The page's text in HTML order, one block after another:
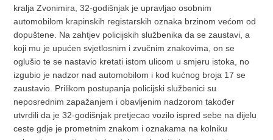
kralja Zvonimira, 32-godišnjak je upravljao osobnim
automobilom krapinskih registarskih oznaka brzinom većom od
dopuštene. Na zahtjev policijskih službenika da se zaustavi, a
koji mu je upućen svjetlosnim i zvučnim znakovima, on se
oglušio te se nastavio kretati istom ulicom u smjeru istoka, no
izgubio je nadzor nad automobilom i kod kućnog broja 17 se
zaustavio. Prilikom postupanja policijski službenici su
neposrednim zapažanjem i obavljenim nadzorom također
utvrdili da je 32-godišnjak pretjecao vozilo ispred sebe na dijelu
ceste gdje je prometnim znakom i oznakama na kolniku